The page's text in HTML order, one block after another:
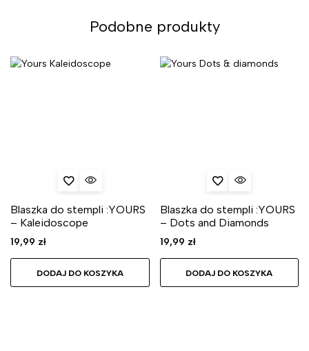
Podobne produkty
Blaszka do stempli :YOURS
– Kaleidoscope
19,99 zł
DODAJ DO KOSZYKA
Blaszka do stempli :YOURS
– Dots and Diamonds
19,99 zł
DODAJ DO KOSZYKA